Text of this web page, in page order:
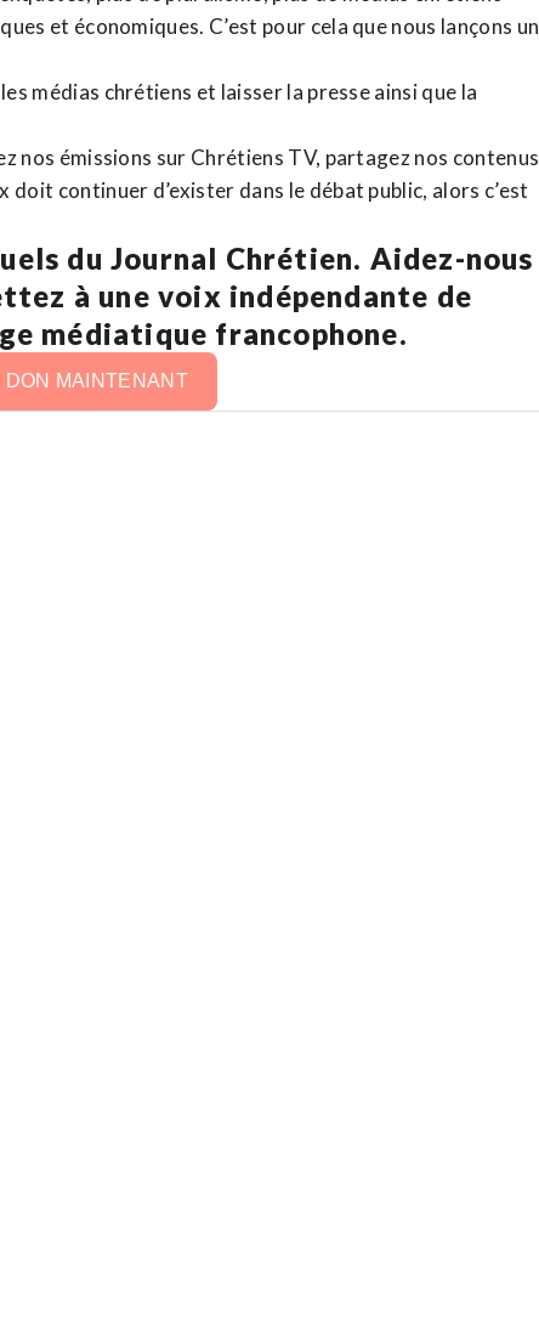
et économiques. C’est pour cela que nous lançons un
médias chrétiens et laisser la presse ainsi que la
nos émissions sur Chrétiens TV, partagez nos contenus
doit continuer d’exister dans le débat public, alors c’est
du Journal Chrétien. Aidez-nous
à une voix indépendante de
médiatique francophone.
DON MAINTENANT